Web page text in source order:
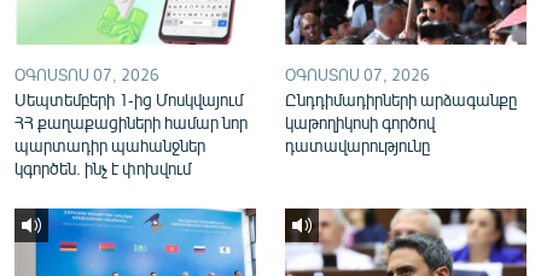
ՕԳՈՍՏՈՍ 07, 2026
Սեպտեմբերի 1-ից Մոսկվայում
ՀՀ քաղաքացիների համար նոր
պարտադիր պահանջներ
կգործեն. ինչ է փոխվում
ՕԳՈՍՏՈՍ 07, 2026
Ընդդիմադիրների արձագանքը
կաթողիկոսի գործով
դատավարությունը